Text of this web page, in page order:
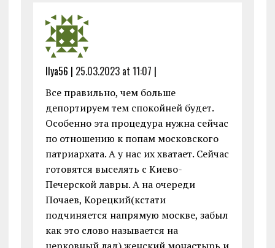
Ilya56 | 25.03.2023 at 11:07 |
Все правильно, чем больше
депортируем тем спокойней будет.
Особенно эта процедура нужна сейчас
по отношению к попам московского
патриархата. А у нас их хватает. Сейчас
готовятся выселять с Киево-
Печерской лавры. А на очереди
Почаев, Корецкий(кстати
подчиняется напрямую москве, забыл
как это слово называется на